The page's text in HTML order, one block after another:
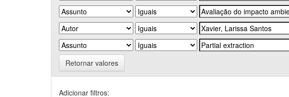
Retornar valores
Adicionar filtros: